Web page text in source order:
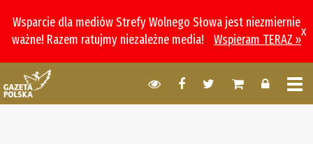
Wsparcie dla mediów Strefy Wolnego Słowa jest niezmiernie
ważne! Razem ratujmy niezależne media!
Wspieram TERAZ »
x